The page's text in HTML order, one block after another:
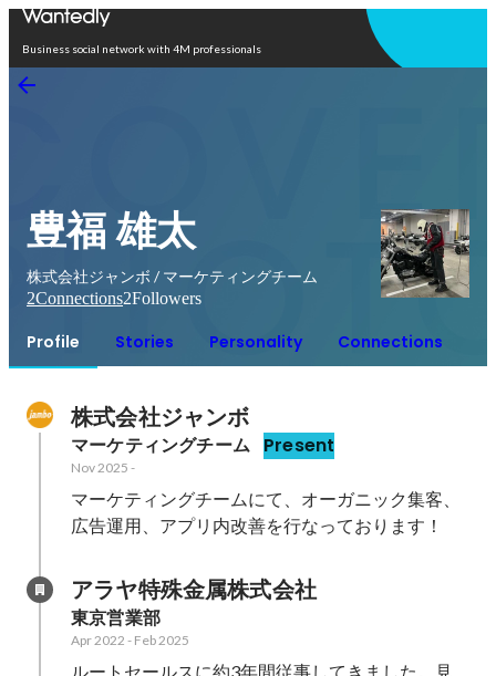
Business social network with 4M professionals
豊福 雄太
株式会社ジャンボ / マーケティングチーム
2Connections2Followers
Profile Stories Personality Connections
株式会社ジャンボ
マーケティングチーム Present
Nov 2025 -
マーケティングチームにて、オーガニック集客、
広告運用、アプリ内改善を行なっております！
アラヤ特殊金属株式会社
東京営業部
Apr 2022 - Feb 2025
ルートセールスに約3年間従事してきました。見